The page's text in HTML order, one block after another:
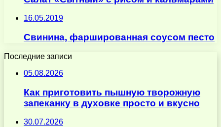
16.05.2019
Свинина, фаршированная соусом песто
Последние записи
05.08.2026
Как приготовить пышную творожную
запеканку в духовке просто и вкусно
30.07.2026